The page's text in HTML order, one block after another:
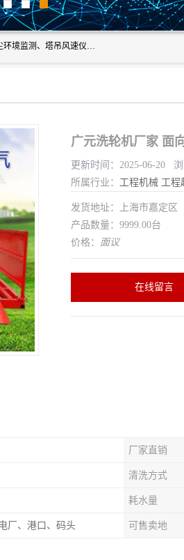
上海融瑞环保科技有限公司是吊钩可视化、塔吊黑匣子、扬尘监测系统、塔吊监控系统、扬尘环境监测、塔吊风速仪、楼层呼叫器、主令控制器、人脸识别、风速仪等一系列环保设备的研发生产销售为一体的专业化公司。
广元洗轮机厂家 面
更新时间：2025-06-20
所属行业： 工程机械 工程
发货地址：上海市嘉定区
产品数量：9999.00台
价格： 面议
在线留言
厂家直销
清洗方式
耗水量
厂、港口、码头 可售卖地